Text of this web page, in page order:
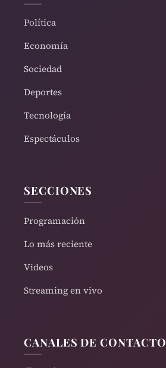
Política
Economía
Sociedad
Deportes
Tecnología
Espectáculos
SECCIONES
Programación
Lo más reciente
Videos
Streaming en vivo
CANALES DE CONTACTO